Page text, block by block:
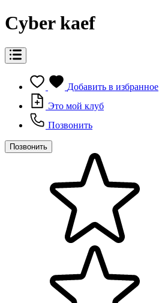
Cyber kaef
Добавить в избранное
Это мой клуб
Позвонить
Позвонить